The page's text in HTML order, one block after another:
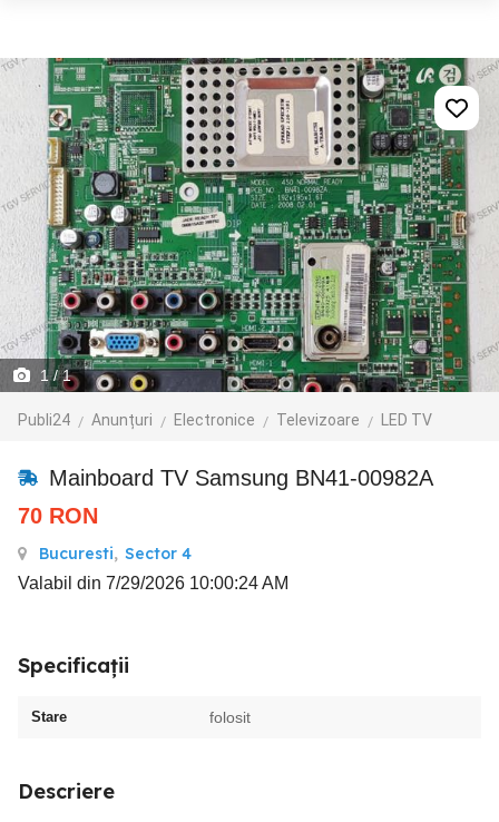
1/ 1
Publi24 Anunțuri Electronice Televizoare LED TV
Mainboard TV Samsung BN41-00982A
70 RON
Bucuresti, Sector 4
Valabil din 7/29/2026 10:00:24 AM
Specificații
Stare folosit
Descriere